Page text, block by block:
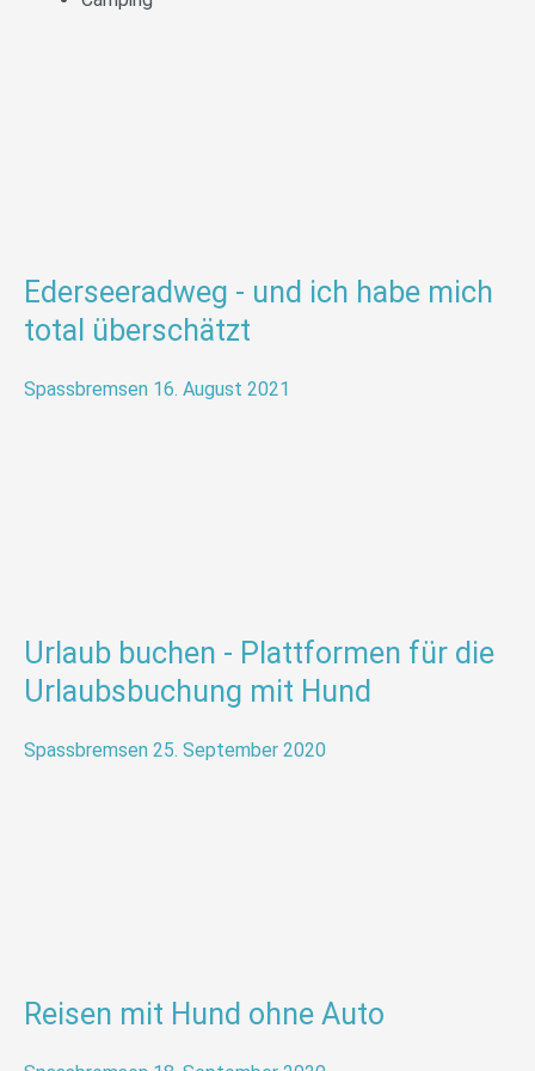
Ederseeradweg - und ich habe mich
total überschätzt
Spassbremsen 16. August 2021
Urlaub buchen - Plattformen für die
Urlaubsbuchung mit Hund
Spassbremsen 25. September 2020
Reisen mit Hund ohne Auto